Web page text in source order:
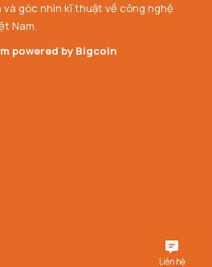
góc nhìn kĩ thuật về công nghệ
Nam.
powered by Bigcoin
Liên hệ